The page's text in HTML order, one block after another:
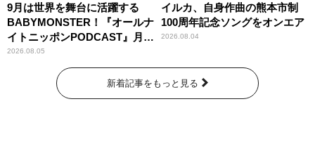
9月は世界を舞台に活躍する
BABYMONSTER！『オールナ
イトニッポンPODCAST』月替
わりパーソナリティ
2026.08.05
イルカ、自身作曲の熊本市制
100周年記念ソングをオンエア
2026.08.04
新着記事をもっと見る